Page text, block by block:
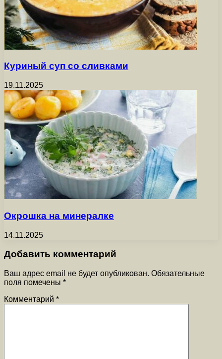
Куриный суп со сливками
19.11.2025
Окрошка на минералке
14.11.2025
Добавить комментарий
Ваш адрес email не будет опубликован. Обязательные
поля помечены *
Комментарий *